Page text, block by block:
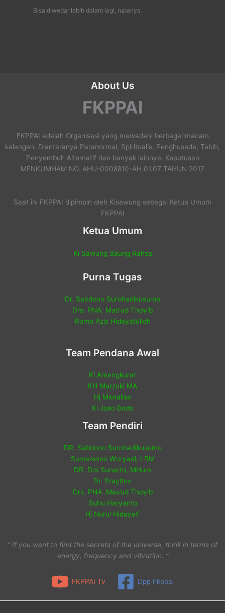
Bisa diwedar lebih dalam lagi, rupanya.
About Us
FKPPAI
FKPPAI adalah Organisasi yang mewadahi berbagai macam
kalangan. Diantaranya Paranormal, Spiritualis, Penghusada, Tabib,
Penyembuh Alternatif dan banyak lainnya. Keputusan
MENKUMHAM NO. AHU-0008810-AH.01.07 TAHUN 2017
Saat ini FKPPAI dipimpin oleh Kisawung sebagai Ketua Umum
FKPPAI
Ketua Umum
Ki Sawung Saung Rahsa
Purna Tugas
Dr. Sabdono Surohadikusumo
Drs. PNA. Mas'ud Thoyib
Romo Aziz Hidayatulloh
Team Pendana Awal
Ki Amangkurat
KH Marzuki MA
Hj Monalisa
Ki Joko Bodo
Team Pendiri
DR. Sabdono Surohadikusumo
Sumarsono Wuryadi, LRM
DR. Drs Sunarto, MHum
Dr. Prayitno
Drs. PNA. Mas’ud Thoyib
Suhu Haryanto
Hj Nurul Hidayati
“ If you want to find the secrets of the universe, think in terms of
energy, frequency and vibration. ”
FKPPAI Tv Dpp Fkppai